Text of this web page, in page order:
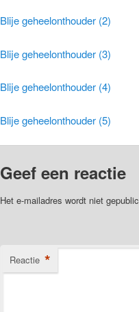
Blije geheelonthouder (2)
Blije geheelonthouder (3)
Blije geheelonthouder (4)
Blije geheelonthouder (5)
Geef een reactie
Het e-mailadres wordt niet
Reactie *